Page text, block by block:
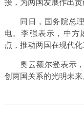
接，为两国发展作出贡
同日，国务院总
电。李强表示，中方
点，推动两国在现代
奥云额尔登表示
创两国关系的光明未来